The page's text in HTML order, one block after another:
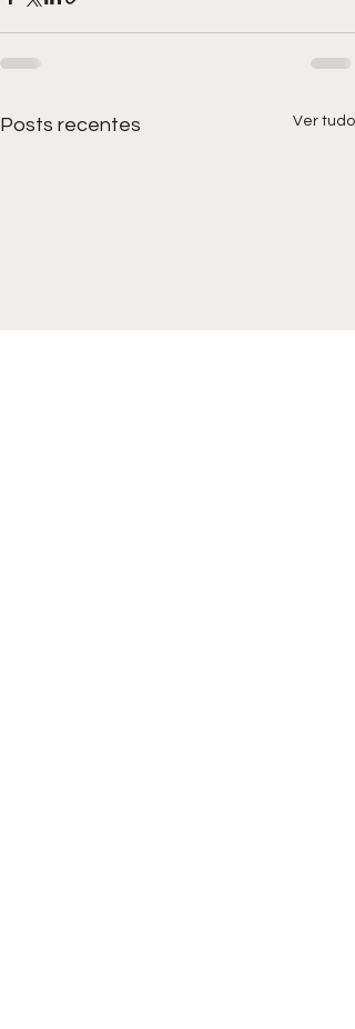
Posts recentes Ver tudo